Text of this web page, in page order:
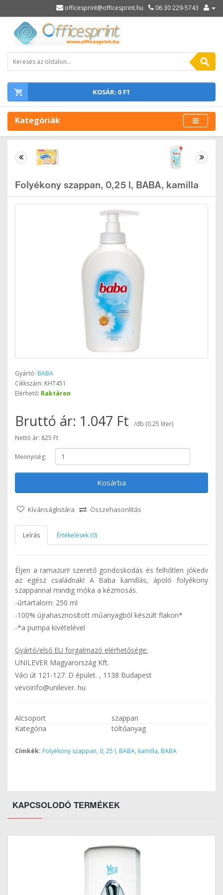
officesprint@officesprint.hu 06 30 229-5743
KOSÁR: 0 FT
Kategóriák
Folyékony szappan, 0,25 l, BABA, kamilla
Gyártó: BABA
Cikkszám: KHT451
Elérhető: Raktáron
Bruttó ár: 1.047 Ft
/db (0.25 liter)
Nettó ár: 825 Ft
Mennyiség:
Kosárba
Kívánságlistára Összehasonlítás
Leírás Értékelések (0)
Éljen a ramazuri! szerető gondoskodás és felhőtlen jókedv
az egész családnak! A Baba kamillás, ápoló folyékony
szappannal mindig móka a kézmosás.
-űrtartalom: 250 ml
-100% újrahasznosított műanyagból készült flakon*
-*a pumpa kivételével
Gyártó/első EU forgalmazó elérhetősége:
UNILEVER Magyarország Kft.
Váci út 121-127. D épület. , 1138 Budapest
vevoinfo@unilever. hu
Alcsoport
szappan
Kategória
töltőanyag
Címkék: Folyékony szappan, 0, 25 l, BABA, kamilla, BABA
KAPCSOLODÓ TERMÉKEK